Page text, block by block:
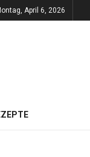
April 6, 2026